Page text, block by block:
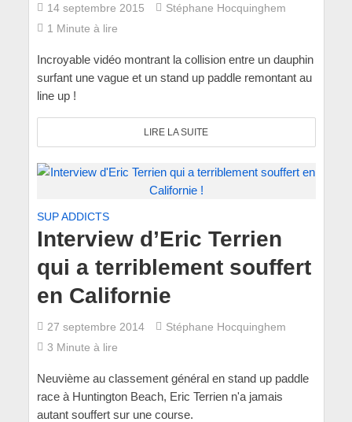
14 septembre 2015
Stéphane Hocquinghem
1 Minute à lire
Incroyable vidéo montrant la collision entre un dauphin
surfant une vague et un stand up paddle remontant au
line up !
LIRE LA SUITE
SUP ADDICTS
Interview d’Eric Terrien
qui a terriblement souffert
en Californie
27 septembre 2014
Stéphane Hocquinghem
3 Minute à lire
Neuvième au classement général en stand up paddle
race à Huntington Beach, Eric Terrien n'a jamais
autant souffert sur une course.